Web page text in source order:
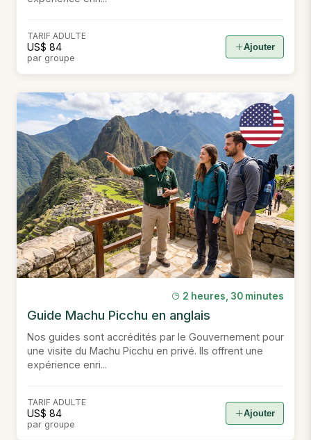
TARIF ADULTE
US$ 84
par groupe
Ajouter
2 heures, 30 minutes
Guide Machu Picchu en anglais
Nos guides sont accrédités par le Gouvernement pour
une visite du Machu Picchu en privé. Ils offrent une
expérience enri...
TARIF ADULTE
US$ 84
par groupe
Ajouter